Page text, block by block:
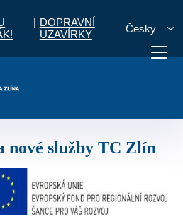
| DOPRAVNÍ
UZAVÍRKY
Česky
zaplatit Diskuzní
nové služby TC Zlín